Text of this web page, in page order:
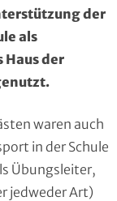
der
als
der
waren auch
in der Schule
Übungsleiter,
jedweder Art)